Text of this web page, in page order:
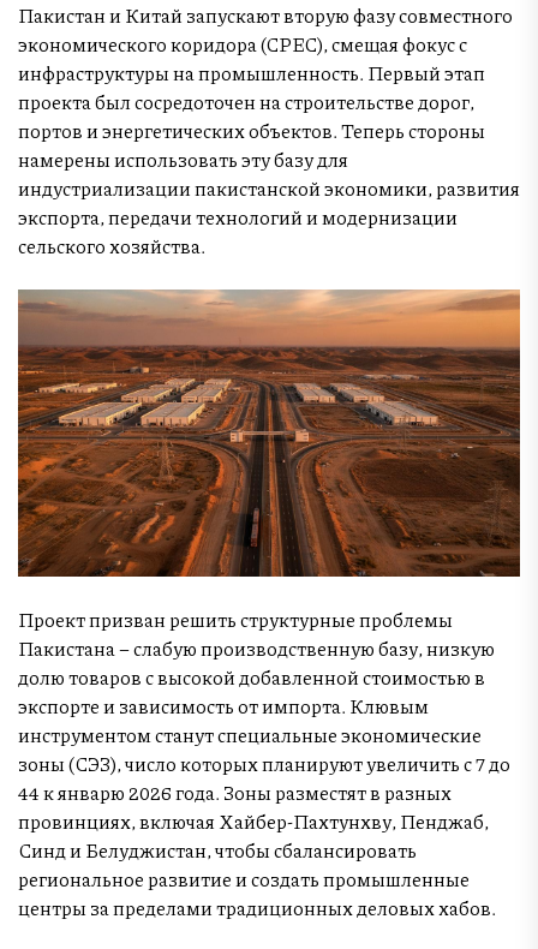
Пакистан и Китай запускают вторую фазу совместного
экономического коридора (CPEC), смещая фокус с
инфраструктуры на промышленность. Первый этап
проекта был сосредоточен на строительстве дорог,
портов и энергетических объектов. Теперь стороны
намерены использовать эту базу для
индустриализации пакистанской экономики, развития
экспорта, передачи технологий и модернизации
сельского хозяйства.
Проект призван решить структурные проблемы
Пакистана – слабую производственную базу, низкую
долю товаров с высокой добавленной стоимостью в
экспорте и зависимость от импорта. Клювым
инструментом станут специальные экономические
зоны (СЭЗ), число которых планируют увеличить с 7 до
44 к январю 2026 года. Зоны разместят в разных
провинциях, включая Хайбер-Пахтунхву, Пенджаб,
Синд и Белуджистан, чтобы сбалансировать
региональное развитие и создать промышленные
центры за пределами традиционных деловых хабов.